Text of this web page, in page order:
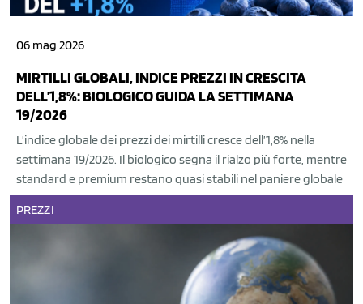
06 mag 2026
MIRTILLI GLOBALI, INDICE PREZZI IN CRESCITA
DELL’1,8%: BIOLOGICO GUIDA LA SETTIMANA
19/2026
L’indice globale dei prezzi dei mirtilli cresce dell’1,8% nella
settimana 19/2026. Il biologico segna il rialzo più forte, mentre
standard e premium restano quasi stabili nel paniere globale
PREZZI